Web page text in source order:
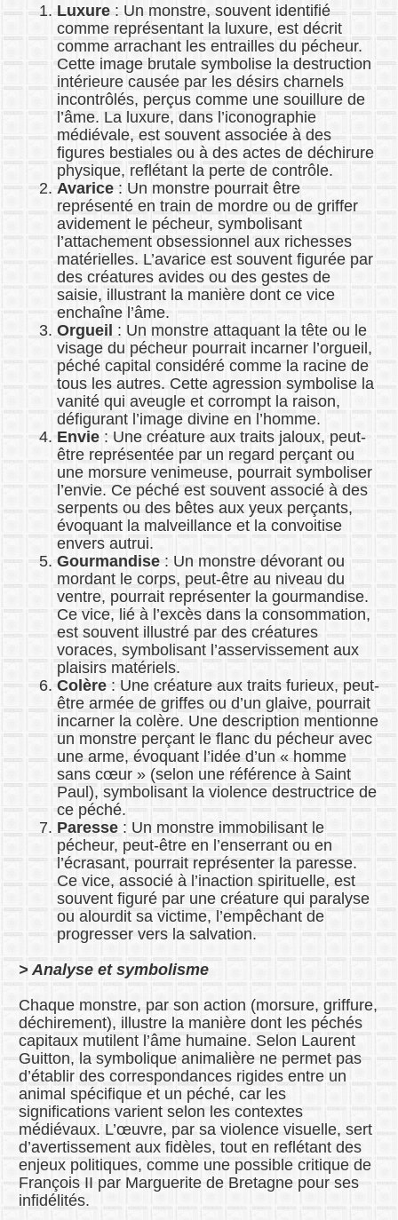
Luxure: Un monstre, souvent identifié
comme représentant la luxure, est décrit
comme arrachant les entrailles du pécheur.
Cette image brutale symbolise la destruction
intérieure causée par les désirs charnels
incontrôlés, perçus comme une souillure de
l’âme. La luxure, dans l’iconographie
médiévale, est souvent associée à des
figures bestiales ou à des actes de déchirure
physique, reflétant la perte de contrôle.
Avarice: Un monstre pourrait être
représenté en train de mordre ou de griffer
avidement le pécheur, symbolisant
l’attachement obsessionnel aux richesses
matérielles. L’avarice est souvent figurée par
des créatures avides ou des gestes de
saisie, illustrant la manière dont ce vice
enchaîne l’âme.
Orgueil : Un monstre attaquant la tête ou le
visage du pécheur pourrait incarner l’orgueil,
péché capital considéré comme la racine de
tous les autres. Cette agression symbolise la
vanité qui aveugle et corrompt la raison,
défigurant l’image divine en l’homme.
Envie: Une créature aux traits jaloux, peut-
être représentée par un regard perçant ou
une morsure venimeuse, pourrait symboliser
l’envie. Ce péché est souvent associé à des
serpents ou des bêtes aux yeux perçants,
évoquant la malveillance et la convoitise
envers autrui.
Gourmandise: Un monstre dévorant ou
mordant le corps, peut-être au niveau du
ventre, pourrait représenter la gourmandise.
Ce vice, lié à l’excès dans la consommation,
est souvent illustré par des créatures
voraces, symbolisant l’asservissement aux
plaisirs matériels.
Colère: Une créature aux traits furieux, peut-
être armée de griffes ou d’un glaive, pourrait
incarner la colère. Une description mentionne
un monstre perçant le flanc du pécheur avec
une arme, évoquant l’idée d’un « homme
sans cœur » (selon une référence à Saint
Paul), symbolisant la violence destructrice de
ce péché.
Paresse: Un monstre immobilisant le
pécheur, peut-être en l’enserrant ou en
l’écrasant, pourrait représenter la paresse.
Ce vice, associé à l’inaction spirituelle, est
souvent figuré par une créature qui paralyse
ou alourdit sa victime, l’empêchant de
progresser vers la salvation.
> Analyse et symbolisme
Chaque monstre, par son action (morsure, griffure,
déchirement), illustre la manière dont les péchés
capitaux mutilent l’âme humaine. Selon Laurent
Guitton, la symbolique animalière ne permet pas
d’établir des correspondances rigides entre un
animal spécifique et un péché, car les
significations varient selon les contextes
médiévaux. L’œuvre, par sa violence visuelle, sert
d’avertissement aux fidèles, tout en reflétant des
enjeux politiques, comme une possible critique de
François II par Marguerite de Bretagne pour ses
infidélités.